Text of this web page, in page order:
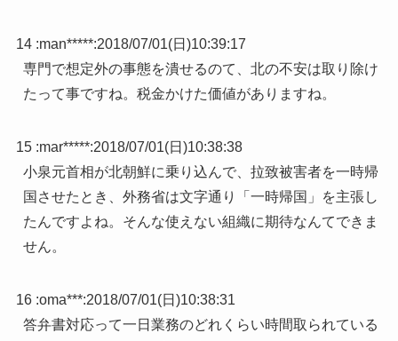
14 :man*****:2018/07/01(日)10:39:17
専門で想定外の事態を潰せるのて、北の不安は取り除け
たって事ですね。税金かけた価値がありますね。
15 :mar*****:2018/07/01(日)10:38:38
小泉元首相が北朝鮮に乗り込んで、拉致被害者を一時帰
国させたとき、外務省は文字通り「一時帰国」を主張し
たんですよね。そんな使えない組織に期待なんてできま
せん。
16 :oma***:2018/07/01(日)10:38:31
答弁書対応って一日業務のどれくらい時間取られている